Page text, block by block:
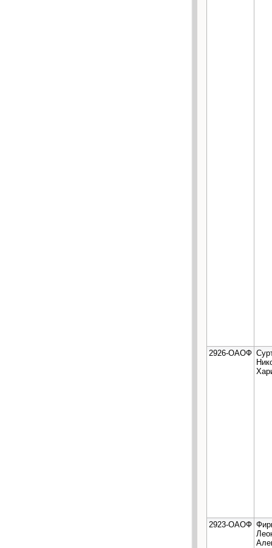
2926-ОАОФ
2923-ОАОФ